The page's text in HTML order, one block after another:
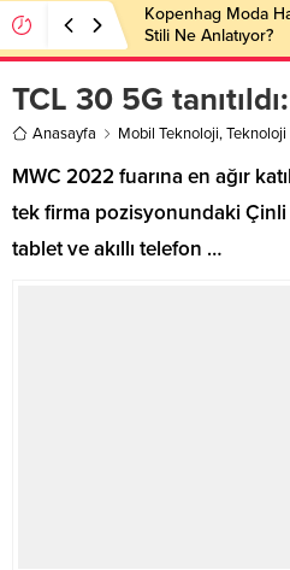
Kopenhag Moda
Stili Ne Anlatıyor?
TCL 30 5G
Anasayfa Mobil Teknoloji,Teknoloji
MWC 2022 fuarına en ağır
tek firma pozisyonundaki
tablet ve akıllı telefon …